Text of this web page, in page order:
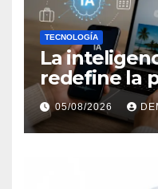
TECNOLOGÍA
La
redefine la
viajes: Los
centran sus
05/08/2026